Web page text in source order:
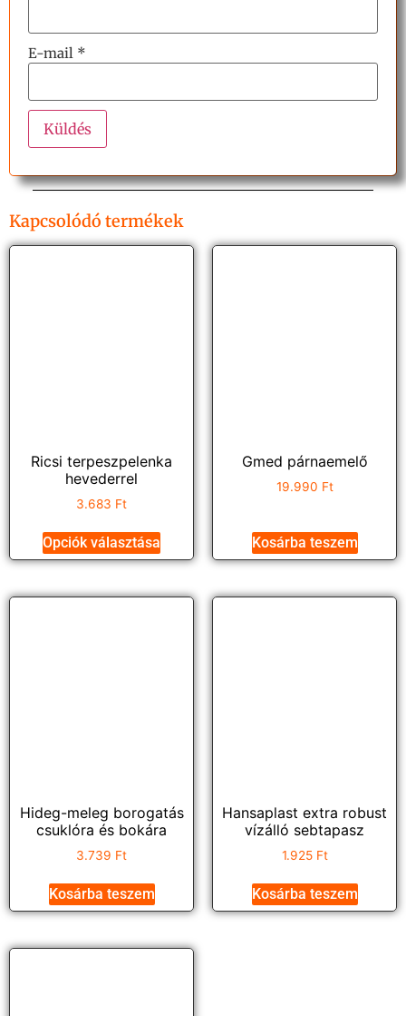
E-mail *
Kapcsolódó termékek
Ricsi terpeszpelenka
hevederrel
3.683 Ft
Opciók választása
Gmed párnaemelő
19.990 Ft
Kosárba teszem
Hideg-meleg borogatás
csuklóra és bokára
3.739 Ft
Kosárba teszem
Hansaplast extra robust
vízálló sebtapasz
1.925 Ft
Kosárba teszem